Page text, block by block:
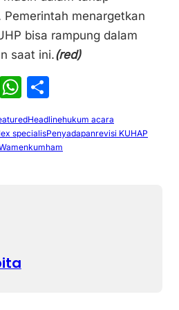
Pemerintah menargetkan
bisa rampung dalam
saat ini.(red)
X
W
h
at
s
h
ar
e
Headlinehukum acara
lex specialisPenyadapanrevisi KUHAP